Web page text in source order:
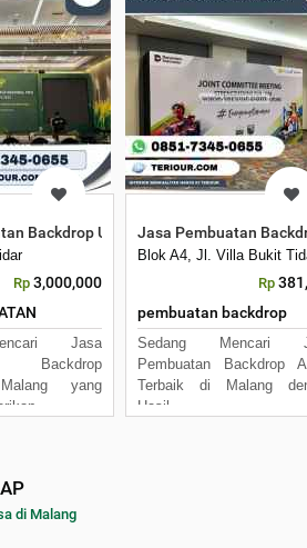
Backdrop Universitas Malang
Rp 3,000,000
Jasa
Backdrop
yang
Jasa Pembuatan
Blok A4, Jl. Villa Bukit
Rp
pembuatan backdrop
Sedang Mencari
Pembuatan Backdrop
Terbaik di Malang
Hasil
di Malang